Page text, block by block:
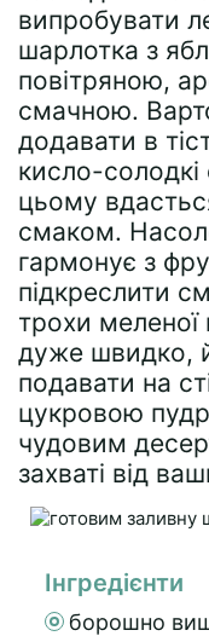
випробувати
шарлотка з
повітряною,
смачною.
додавати в
кисло-солодкі
цьому
смаком.
гармонує з
підкреслити
трохи меленої
дуже швидко,
подавати на
цукровою
чудовим
захваті від
Інгредієнти
борошно